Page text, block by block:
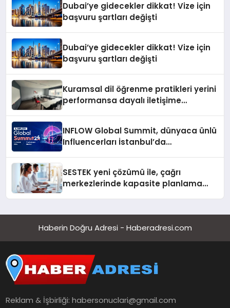
Dubai’ye gidecekler dikkat! Vize için
başvuru şartları değişti
Dubai’ye gidecekler dikkat! Vize için
başvuru şartları değişti
Kuramsal dil öğrenme pratikleri yerini
performansa dayalı iletişime
INFLOW Global Summit, dünyaca ünlü
Influencerları İstanbul’da
SESTEK yeni çözümü ile, çağrı
merkezlerinde kapasite planlama
Haberin Doğru Adresi - Haberadresi.com
Reklam & İşbirliği:habersonuclari@gmail.com